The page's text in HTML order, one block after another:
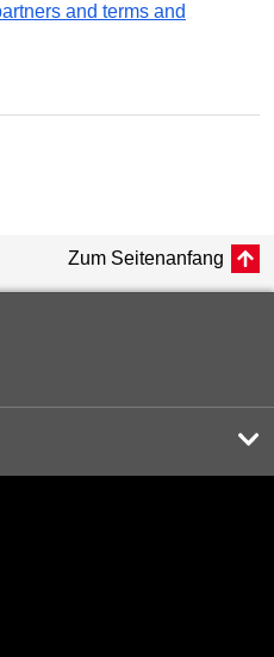
and terms and
Zum Seitenanfang